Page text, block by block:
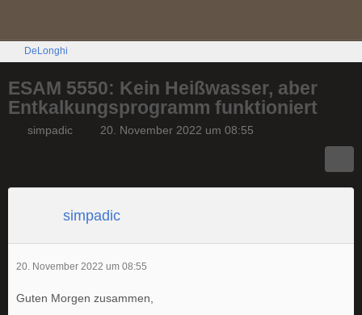
DeLonghi
ESAM 5550: Kein Heißwasser, aber
Entkalkungsprogramm funktioniert
simpadic 20. November 2022 um 08:55
simpadic
20. November 2022 um 08:55
Guten Morgen zusammen,